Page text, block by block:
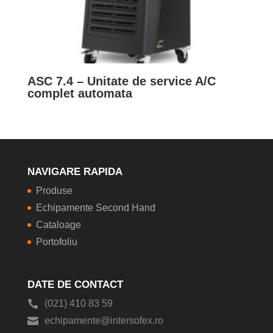
ASC 7.4 – Unitate de service A/C
complet automata
NAVIGARE RAPIDA
Produse
Echipamente Second Hand
Cataloage
Portofoliu
DATE DE CONTACT
(021) 410 83 59
echipamente@intersofex.ro